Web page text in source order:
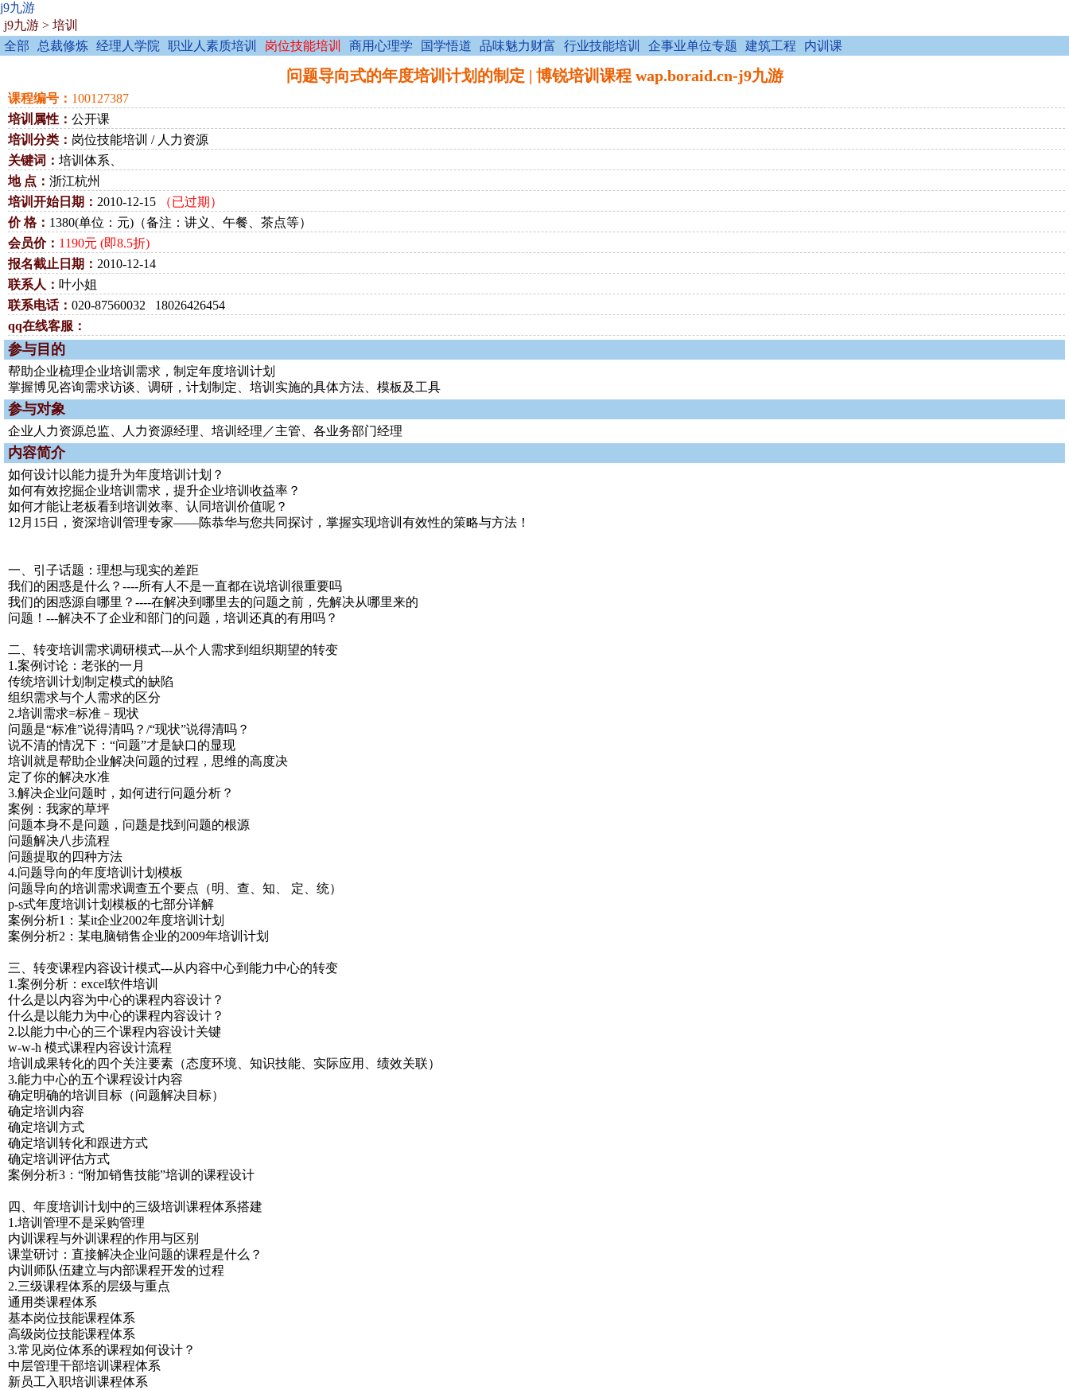
j9九游
j9九游 > 培训
全部
总裁修炼 经理人学院 职业人素质培训 岗位技能培训 商用心理学 国学悟道 品味魅力财富 行业技能培训 企事业单位专题 建筑工程 内训课
问题导向式的年度培训计划的制定 | 博锐培训课程 wap.boraid.cn-j9九游
课程编号： 100127387
培训属性： 公开课
培训分类： 岗位技能培训 / 人力资源
关键词： 培训体系、
地 点： 浙江杭州
培训开始日期： 2010-12-15
（已过期）
价 格： 1380(单位：元)（备注：讲义、午餐、茶点等）
会员价： 1190元 (即8.5折)
报名截止日期： 2010-12-14
联系人： 叶小姐
联系电话： 020-87560032 18026426454
qq在线客服：
参与目的
帮助企业梳理企业培训需求，制定年度培训计划
掌握博见咨询需求访谈、调研，计划制定、培训实施的具体方法、模板及工具
参与对象
企业人力资源总监、人力资源经理、培训经理／主管、各业务部门经理
内容简介
如何设计以能力提升为年度培训计划？
如何有效挖掘企业培训需求，提升企业培训收益率？
如何才能让老板看到培训效率、认同培训价值呢？
12月15日，资深培训管理专家——陈恭华与您共同探讨，掌握实现培训有效性的策略与方法！
一、引子话题：理想与现实的差距
我们的困惑是什么？----所有人不是一直都在说培训很重要吗
我们的困惑源自哪里？----在解决到哪里去的问题之前，先解决从哪里来的
问题！---解决不了企业和部门的问题，培训还真的有用吗？
二、转变培训需求调研模式---从个人需求到组织期望的转变
1.案例讨论：老张的一月
传统培训计划制定模式的缺陷
组织需求与个人需求的区分
2.培训需求=标准﹣现状
问题是“标准”说得清吗？/“现状”说得清吗？
说不清的情况下：“问题”才是缺口的显现
培训就是帮助企业解决问题的过程，思维的高度决
定了你的解决水准
3.解决企业问题时，如何进行问题分析？
案例：我家的草坪
问题本身不是问题，问题是找到问题的根源
问题解决八步流程
问题提取的四种方法
4.问题导向的年度培训计划模板
问题导向的培训需求调查五个要点（明、查、知、 定、统）
p-s式年度培训计划模板的七部分详解
案例分析1：某it企业2002年度培训计划
案例分析2：某电脑销售企业的2009年培训计划
三、转变课程内容设计模式---从内容中心到能力中心的转变
1.案例分析：excel软件培训
什么是以内容为中心的课程内容设计？
什么是以能力为中心的课程内容设计？
2.以能力中心的三个课程内容设计关键
w-w-h 模式课程内容设计流程
培训成果转化的四个关注要素（态度环境、知识技能、实际应用、绩效关联）
3.能力中心的五个课程设计内容
确定明确的培训目标（问题解决目标）
确定培训内容
确定培训方式
确定培训转化和跟进方式
确定培训评估方式
案例分析3：“附加销售技能”培训的课程设计
四、年度培训计划中的三级培训课程体系搭建
1.培训管理不是采购管理
内训课程与外训课程的作用与区别
课堂研讨：直接解决企业问题的课程是什么？
内训师队伍建立与内部课程开发的过程
2.三级课程体系的层级与重点
通用类课程体系
基本岗位技能课程体系
高级岗位技能课程体系
3.常见岗位体系的课程如何设计？
中层管理干部培训课程体系
新员工入职培训课程体系